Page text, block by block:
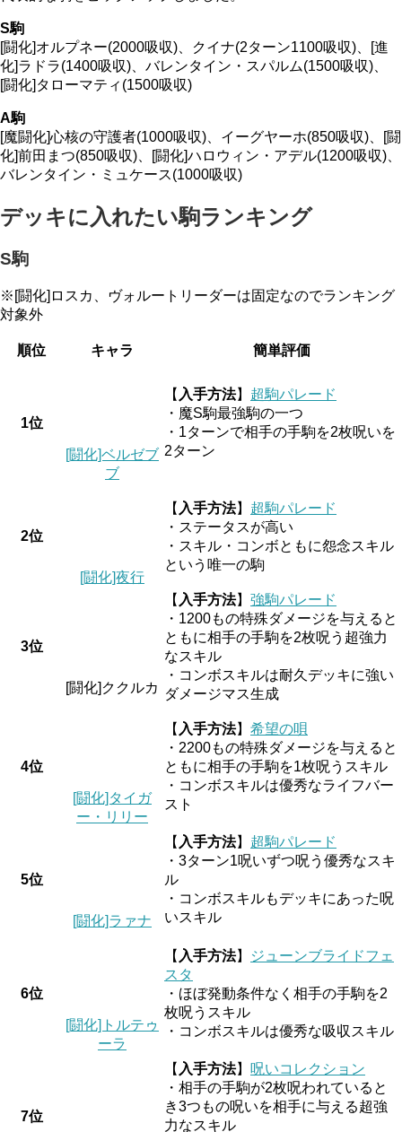
S駒
[闘化]オルプネー(2000吸収)、クイナ(2ターン1100吸収)、[進
化]ラドラ(1400吸収)、バレンタイン・スパルム(1500吸収)、
[闘化]タローマティ(1500吸収)
A駒
[魔闘化]心核の守護者(1000吸収)、イーグヤーホ(850吸収)、[闘
化]前田まつ(850吸収)、[闘化]ハロウィン・アデル(1200吸収)、
バレンタイン・ミュケース(1000吸収)
デッキに入れたい駒ランキング
S駒
※[闘化]ロスカ、ヴォルートリーダーは固定なのでランキング
対象外
順位 キャラ 簡単評価
1位
[闘化]ベルゼブ
ブ
【 入手方法】 超駒パレード
・魔S駒最強駒の一つ
・1ターンで相手の手駒を2枚呪いを
2ターン
2位
[闘化]夜行
【 入手方法】 超駒パレード
・ステータスが高い
・スキル・コンボともに怨念スキル
という唯一の駒
3位
[闘化]ククルカ
【 入手方法】 強駒パレード
・1200もの特殊ダメージを与えると
ともに相手の手駒を2枚呪う超強力
なスキル
・コンボスキルは耐久デッキに強い
ダメージマス生成
4位
[闘化]タイガ
ー・リリー
【 入手方法】 希望の唄
・2200もの特殊ダメージを与えると
ともに相手の手駒を1枚呪うスキル
・コンボスキルは優秀なライフバー
スト
5位
[闘化]ラァナ
【 入手方法】 超駒パレード
・3ターン1呪いずつ呪う優秀なスキ
ル
・コンボスキルもデッキにあった呪
いスキル
6位
[闘化]トルテゥ
ーラ
【 入手方法】
ジューンブライドフェ
スタ
・ほぼ発動条件なく相手の手駒を2
枚呪うスキル
・コンボスキルは優秀な吸収スキル
7位
【 入手方法】 呪いコレクション
・相手の手駒が2枚呪われていると
き3つもの呪いを相手に与える超強
力なスキル